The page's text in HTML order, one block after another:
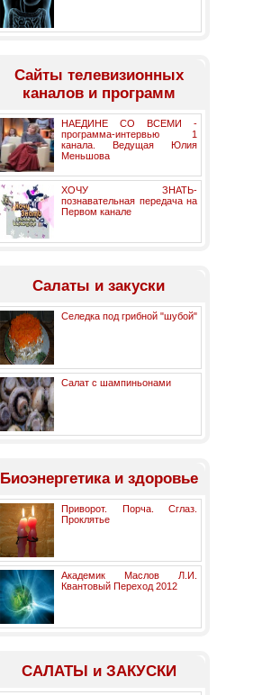
Cайты телевизионных
каналов и программ
НАЕДИНЕ СО ВСЕМИ -
программа-интервью 1
канала. Ведущая Юлия
Меньшова
ХОЧУ ЗНАТЬ-
познавательная передача на
Первом канале
Салаты и закуски
Селедка под грибной "шубой"
Салат с шампиньонами
Биоэнергетика и здоровье
Приворот. Порча. Сглаз.
Проклятье
Академик Маслов Л.И.
Квантовый Переход 2012
САЛАТЫ и ЗАКУСКИ